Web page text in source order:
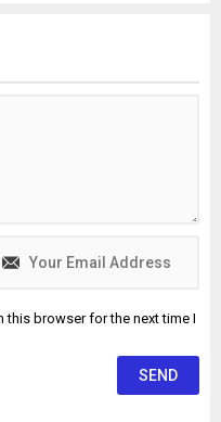
intiharımı erteledim" yazılı
this browser for the next time I